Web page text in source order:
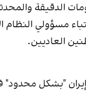
الدقيقة
مسؤولي النظام
العاديين.